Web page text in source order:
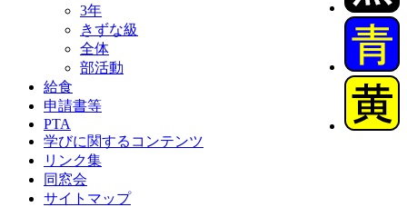
3年
きずな級
全体
部活動
給食
申請書等
PTA
学びに関するコンテンツ
リンク集
同窓会
サイトマップ